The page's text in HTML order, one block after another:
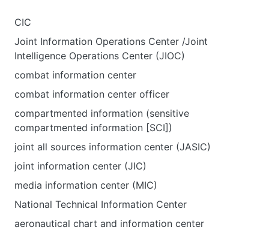
CIC
Joint Information Operations Center /Joint
Intelligence Operations Center (JIOC)
combat information center
combat information center officer
compartmented information (sensitive
compartmented information [SCI])
joint all sources information center (JASIC)
joint information center (JIC)
media information center (MIC)
National Technical Information Center
aeronautical сhart and information center